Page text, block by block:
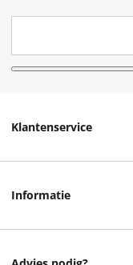
Klantenservice
Informatie